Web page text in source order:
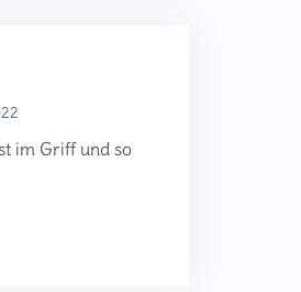
im Griff und so